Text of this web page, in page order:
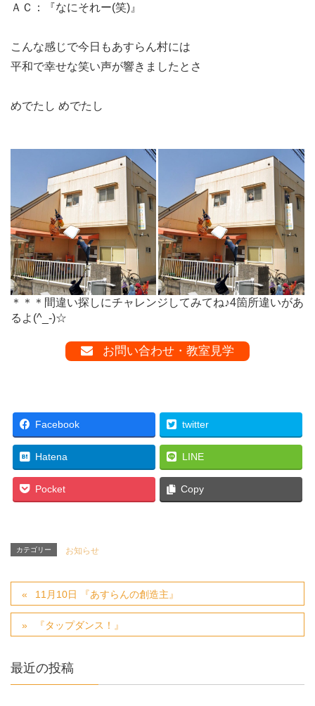
ＡＣ：『なにそれー(笑)』
こんな感じで今日もあすらん村には
平和で幸せな笑い声が響きましたとさ
めでたし めでたし
＊＊＊間違い探しにチャレンジしてみてね♪4箇所違いがあ
るよ(^_-)☆
お問い合わせ・教室見学
Facebook twitter
Hatena LINE
Pocket Copy
カテゴリー お知らせ
11月10日 『あすらんの創造主』
『タップダンス！』
最近の投稿